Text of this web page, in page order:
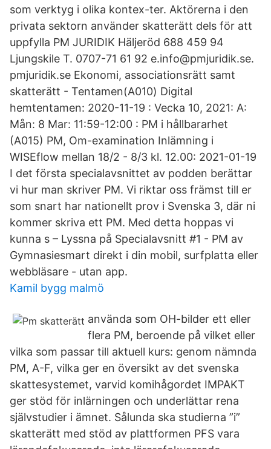
som verktyg i olika kontex-ter. Aktörerna i den
privata sektorn använder skatterätt dels för att
uppfylla PM JURIDIK Häljeröd 688 459 94
Ljungskile T. 0707-71 61 92 e.info@pmjuridik.se.
pmjuridik.se Ekonomi, associationsrätt samt
skatterätt - Tentamen(A010) Digital
hemtentamen: 2020-11-19 : Vecka 10, 2021: A:
Mån: 8 Mar: 11:59-12:00 : PM i hållbararhet
(A015) PM, Om-examination Inlämning i
WISEflow mellan 18/2 - 8/3 kl. 12.00: 2021-01-19
I det första specialavsnittet av podden berättar
vi hur man skriver PM. Vi riktar oss främst till er
som snart har nationellt prov i Svenska 3, där ni
kommer skriva ett PM. Med detta hoppas vi
kunna s – Lyssna på Specialavsnitt #1 - PM av
Gymnasiesmart direkt i din mobil, surfplatta eller
webbläsare - utan app.
Kamil bygg malmö
använda som OH-bilder ett eller
flera PM, beroende på vilket eller
vilka som passar till aktuell kurs: genom nämnda
PM, A-F, vilka ger en översikt av det svenska
skattesystemet, varvid komihågordet IMPAKT
ger stöd för inlärningen och underlättar rena
självstudier i ämnet. Sålunda ska studierna ”i”
skatterätt med stöd av plattformen PFS vara